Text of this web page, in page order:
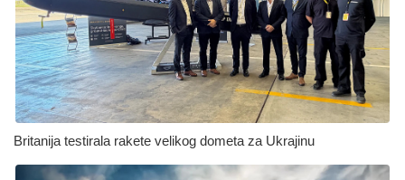
Britanija testirala rakete velikog dometa za Ukrajinu